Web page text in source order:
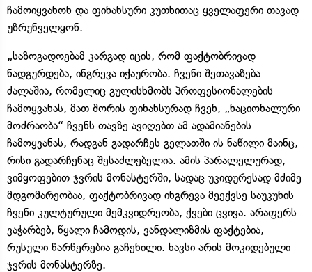
ჩამოიყვანონ და ფინანსური კუთხითაც ყველაფერი თავად
უზრუნველყონ.
„საზოგადოებამ კარგად იცის, რომ ფაქტობრივად
ნადგურდება, ინგრევა იქაურობა. ჩვენი შეთავაზება
ძალაშია, რომელიც გულისხმობს პროფესიონალების
ჩამოყვანას, მათ შორის ფინანსურად ჩვენ, „ნაციონალური
მოძრაობა“ ჩვენს თავზე ავიღებთ ამ ადამიანების
ჩამოყვანას, რადგან გადარჩეს გელათში ის ნაწილი მაინც,
რისი გადარჩენაც შესაძლებელია. ამის პარალელურად,
ვიმყოფებით ჯვრის მონასტერში, სადაც უკიდურესად მძიმე
მდგომარეობაა, ფაქტობრივად ინგრევა მეექვსე საუკუნის
ჩვენი კულტურული მემკვიდრეობა, ქვები ცვივა. არაფერს
ვაჭარბებ, წყალი ჩამოდის, ვანდალიზმის ფაქტებია,
რუსული წარწერებია გაჩენილი. ხავსი არის მოკიდებული
ჯვრის მონასტერზე.